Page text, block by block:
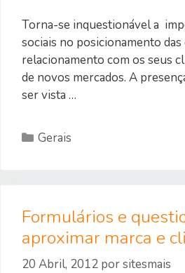
Torna-se inquestionável a
sociais no posicionamento
relacionamento com os seus
de novos mercados. A
ser vista …
Categorias
Gerais
Formulários e
aproximar marca e
20 Abril, 2012 porsitesmais